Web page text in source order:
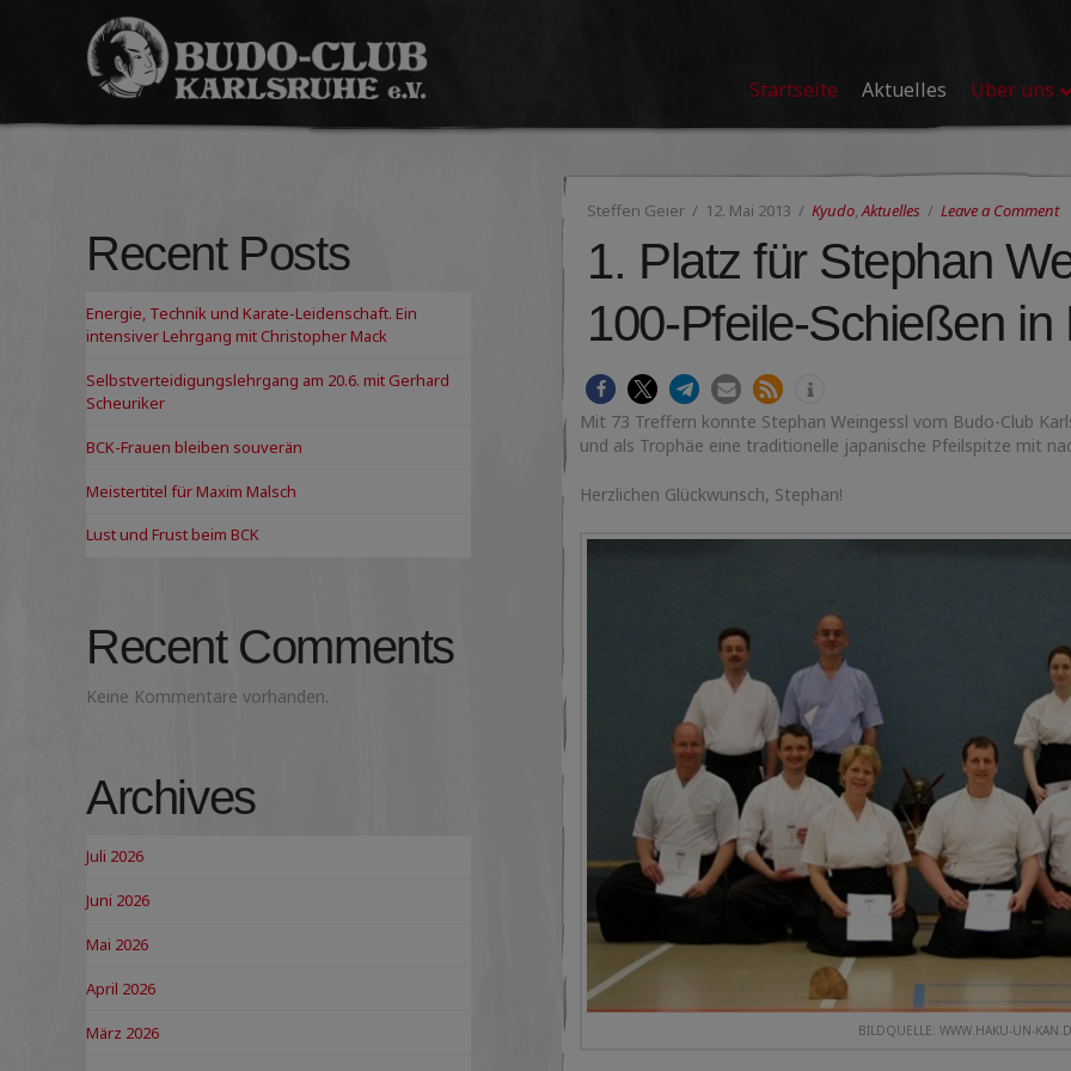
Budo-
Club
e.V.
Startseite Aktuelles Über uns
Steffen Geier 12. Mai 2013 Kyudo, Aktuelles Leave a Comment
1. Platz für Stephan
100-Pfeile-Schießen
Mit 73 Treffern konnte Stephan Weingessl vom Budo-Club
und als Trophäe eine traditionelle japanische Pfeilspitze mit
Herzlichen Glückwunsch, Stephan!
BILDQUELLE: WWW.HAKU-UN-
Recent Posts
Energie, Technik und Karate-Leidenschaft. Ein
intensiver Lehrgang mit Christopher Mack
Selbstverteidigungslehrgang am 20.6. mit Gerhard
Scheuriker
BCK-Frauen bleiben souverän
Meistertitel für Maxim Malsch
Lust und Frust beim BCK
Recent Comments
Keine Kommentare vorhanden.
Archives
Juli 2026
Juni 2026
Mai 2026
April 2026
März 2026